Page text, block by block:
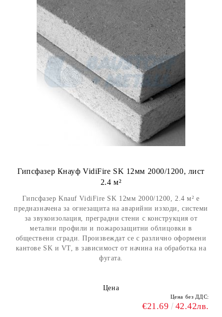
Гипсфазер Кнауф VidiFire SK 12мм 2000/1200, лист
2.4 м²
Гипсфазер Knauf VidiFire SK 12мм 2000/1200, 2.4 м² е
предназначена за огнезащита на аварийни изходи, системи
за звукоизолация, преградни стени с конструкция от
метални профили и пожарозащитни облицовки в
обществени сгради. Произвеждат се с различно оформени
кантове SK и VT, в зависимост от начина на обработка на
фугата.
Цена
Цена без ДДС:
€21.69 42.42лв.